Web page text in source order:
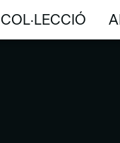
COL·LECCIÓ
COL·LECCIÓ